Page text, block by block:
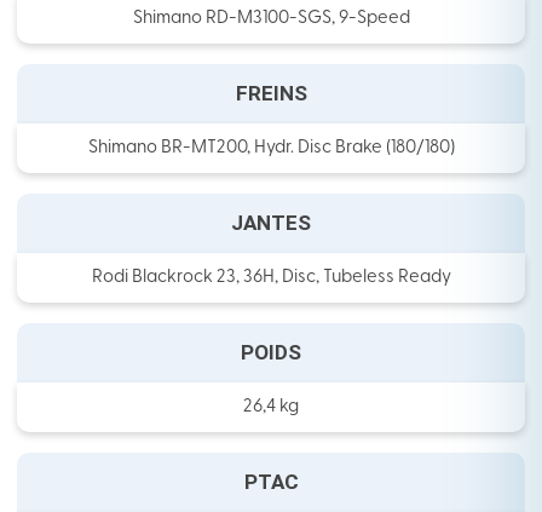
Shimano RD-M3100-SGS, 9-Speed
FREINS
Shimano BR-MT200, Hydr. Disc Brake (180/180)
JANTES
Rodi Blackrock 23, 36H, Disc, Tubeless Ready
POIDS
26,4 kg
PTAC